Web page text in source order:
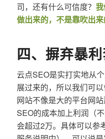
司，还有什么可信度？
做出来的，不是靠吹出来
四、摒弃暴
云点SEO是实打实地从
展过来的，所以我们可
网站不像是大的平台网
SEO的成本加上利润（
会超过2万。具体可以参